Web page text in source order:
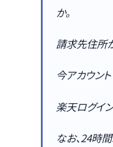
か。
請求先住所
今アカウン
楽天ログイ
なお、24時